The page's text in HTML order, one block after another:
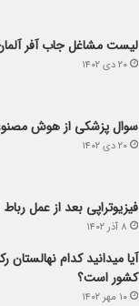
لیست مشاغل جاب آفر
۲۰ دی ۱۴۰۲
سوال پزشکی از هوش
۲۰ دی ۱۴۰۲
فیزیوتراپی بعد از عمل
۸ آذر ۱۴۰۲
آیا می­دانید کدام نهالستان
کشور است؟
۱۰ مهر ۱۴۰۲